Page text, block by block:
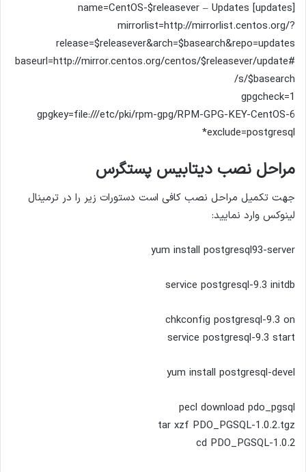
[updates] name=CentOS-$releasever – Updates
mirrorlist=http://mirrorlist.centos.org/?
release=$releasever&arch=$basearch&repo=updates
#baseurl=http://mirror.centos.org/centos/$releasever/update
s/$basearch/
gpgcheck=1
gpgkey=file:///etc/pki/rpm-gpg/RPM-GPG-KEY-CentOS-6
exclude=postgresql*
مراحل نصب دیتابیس پستگرس
جهت تکمیل مراحل نصب کافی است دستورات زیر را در ترمینال
لینوکس وارد نمایید:
yum install postgresql93-server
service postgresql-9.3 initdb
chkconfig postgresql-9.3 on
service postgresql-9.3 start
yum install postgresql-devel
pecl download pdo_pgsql
tar xzf PDO_PGSQL-1.0.2.tgz
cd PDO_PGSQL-1.0.2